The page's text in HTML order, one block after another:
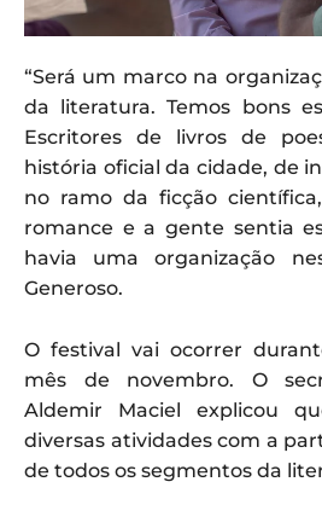
“Será um marco na
da literatura. Temos bons
Escritores de livros de
história oficial da cidade, de
no ramo da ficção
romance e a gente sentia
havia uma organização
Generoso.
O festival vai ocorrer
mês de novembro. O
Aldemir Maciel explicou
diversas atividades com a
de todos os segmentos da